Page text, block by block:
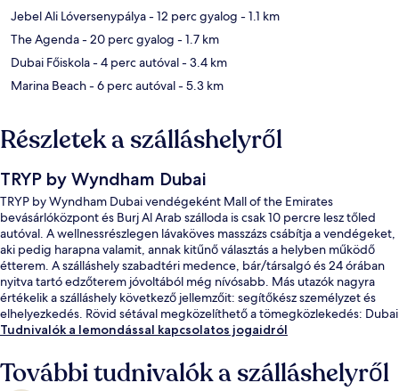
Jebel Ali Lóversenypálya- 12 perc gyalog - 1.1 km
The Agenda- 20 perc gyalog - 1.7 km
Dubai Főiskola- 4 perc autóval- 3.4 km
Marina Beach- 6 perc autóval- 5.3 km
Részletek a szálláshelyről
TRYP by Wyndham Dubai
TRYP by Wyndham Dubai vendégeként Mall of the Emirates
bevásárlóközpont és Burj Al Arab szálloda is csak 10 percre lesz tőled
autóval. A wellnessrészlegen lávaköves masszázs csábítja a vendégeket,
aki pedig harapna valamit, annak kitűnő választás a helyben működő
étterem. A szálláshely szabadtéri medence, bár/társalgó és 24 órában
nyitva tartó edzőterem jóvoltából még nívósabb. Más utazók nagyra
értékelik a szálláshely következő jellemzőit: segítőkész személyzet és
elhelyezkedés. Rövid sétával megközelíthető a tömegközlekedés: Dubai
Internet City metróállomás 13 perc séta.
Tudnivalók a lemondással kapcsolatos jogaidról
További tudnivalók a szálláshelyről